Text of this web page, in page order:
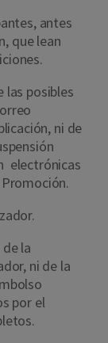
antes
que lean
las posibles
ni de
electrónicas
la
ni de la
por el